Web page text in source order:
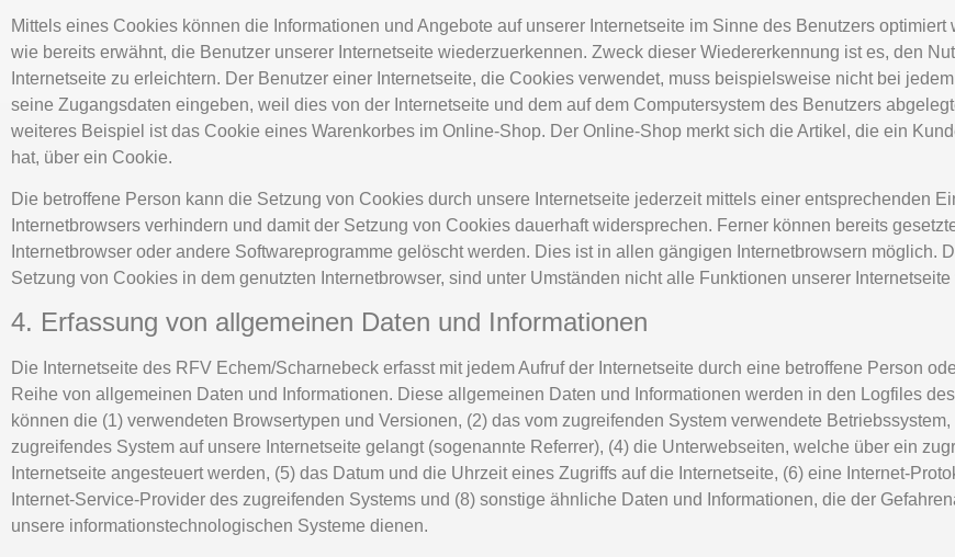
Mittels eines Cookies können die Informationen und Angebote auf unserer Internetseite im Sinne des Benutzers
wie bereits erwähnt, die Benutzer unserer Internetseite wiederzuerkennen. Zweck dieser Wiedererkennung ist es, den
Internetseite zu erleichtern. Der Benutzer einer Internetseite, die Cookies verwendet, muss beispielsweise nicht bei
seine Zugangsdaten eingeben, weil dies von der Internetseite und dem auf dem Computersystem des Benutzers
weiteres Beispiel ist das Cookie eines Warenkorbes im Online-Shop. Der Online-Shop merkt sich die Artikel, die ein
hat, über ein Cookie.
Die betroffene Person kann die Setzung von Cookies durch unsere Internetseite jederzeit mittels einer entsprechenden
Internetbrowsers verhindern und damit der Setzung von Cookies dauerhaft widersprechen. Ferner können bereits
Internetbrowser oder andere Softwareprogramme gelöscht werden. Dies ist in allen gängigen Internetbrowsern möglich.
Setzung von Cookies in dem genutzten Internetbrowser, sind unter Umständen nicht alle Funktionen unserer
4. Erfassung von allgemeinen Daten und Informationen
Die Internetseite des RFV Echem/Scharnebeck erfasst mit jedem Aufruf der Internetseite durch eine betroffene Person
Reihe von allgemeinen Daten und Informationen. Diese allgemeinen Daten und Informationen werden in den Logfiles
können die (1) verwendeten Browsertypen und Versionen, (2) das vom zugreifenden System verwendete
zugreifendes System auf unsere Internetseite gelangt (sogenannte Referrer), (4) die Unterwebseiten, welche über ein
Internetseite angesteuert werden, (5) das Datum und die Uhrzeit eines Zugriffs auf die Internetseite, (6) eine Internet-
Internet-Service-Provider des zugreifenden Systems und (8) sonstige ähnliche Daten und Informationen, die der
unsere informationstechnologischen Systeme dienen.